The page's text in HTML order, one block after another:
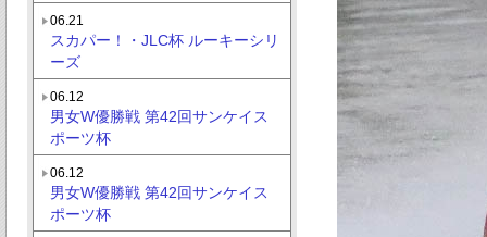
06.21
スカパー！・JLC杯 ルーキーシリ
ーズ
06.12
男女W優勝戦 第42回サンケイス
ポーツ杯
06.12
男女W優勝戦 第42回サンケイス
ポーツ杯